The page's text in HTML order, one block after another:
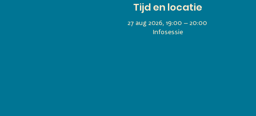
Tijd en locatie
27 aug 2026, 19:00 – 20:00
Infosessie